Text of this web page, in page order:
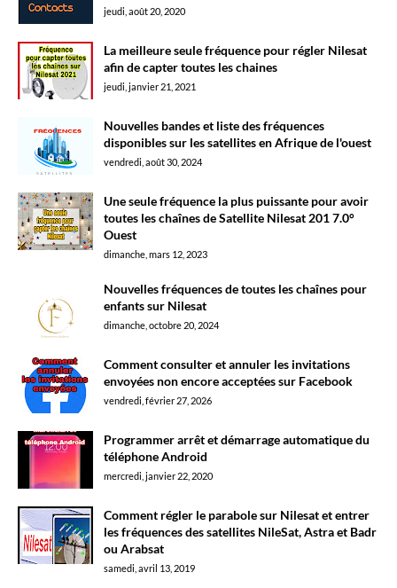
jeudi, août 20, 2020
La meilleure seule fréquence pour régler Nilesat
afin de capter toutes les chaines
jeudi, janvier 21, 2021
Nouvelles bandes et liste des fréquences
disponibles sur les satellites en Afrique de l'ouest
vendredi, août 30, 2024
Une seule fréquence la plus puissante pour avoir
toutes les chaînes de Satellite Nilesat 201 7.0°
Ouest
dimanche, mars 12, 2023
Nouvelles fréquences de toutes les chaînes pour
enfants sur Nilesat
dimanche, octobre 20, 2024
Comment consulter et annuler les invitations
envoyées non encore acceptées sur Facebook
vendredi, février 27, 2026
Programmer arrêt et démarrage automatique du
téléphone Android
mercredi, janvier 22, 2020
Comment régler le parabole sur Nilesat et entrer
les fréquences des satellites NileSat, Astra et Badr
ou Arabsat
samedi, avril 13, 2019